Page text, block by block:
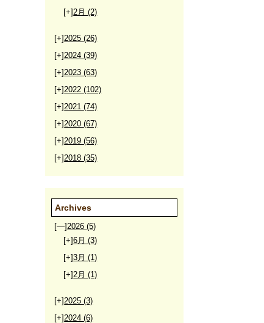
[+]2月(2)
[+]2025(26)
[+]2024(39)
[+]2023(63)
[+]2022(102)
[+]2021(74)
[+]2020(67)
[+]2019(56)
[+]2018(35)
Archives
[—]2026(5)
[+]6月(3)
[+]3月(1)
[+]2月(1)
[+]2025(3)
[+]2024(6)